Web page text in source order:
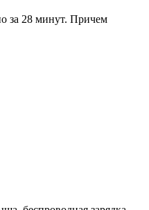
за 28 минут. Причем